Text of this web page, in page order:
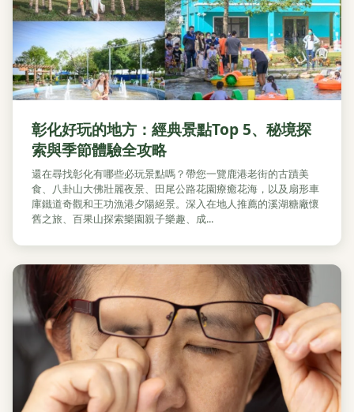
彰化好玩的地方：經典景點Top 5、秘境探
索與季節體驗全攻略
還在尋找彰化有哪些必玩景點嗎？帶您一覽鹿港老街的古蹟美
食、八卦山大佛壯麗夜景、田尾公路花園療癒花海，以及扇形車
庫鐵道奇觀和王功漁港夕陽絕景。深入在地人推薦的溪湖糖廠懷
舊之旅、百果山探索樂園親子樂趣、成...